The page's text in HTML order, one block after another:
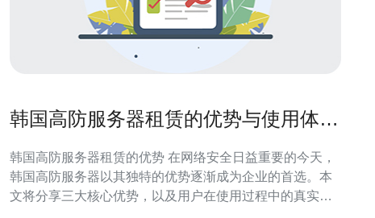
韩国高防服务器租赁的优势与使用体验
韩国高防服务器租赁的优势 在网络安全日益重要的今天，
韩国高防服务器以其独特的优势逐渐成为企业的首选。本
文将分享三大核心优势，以及用户在使用过程中的真实体